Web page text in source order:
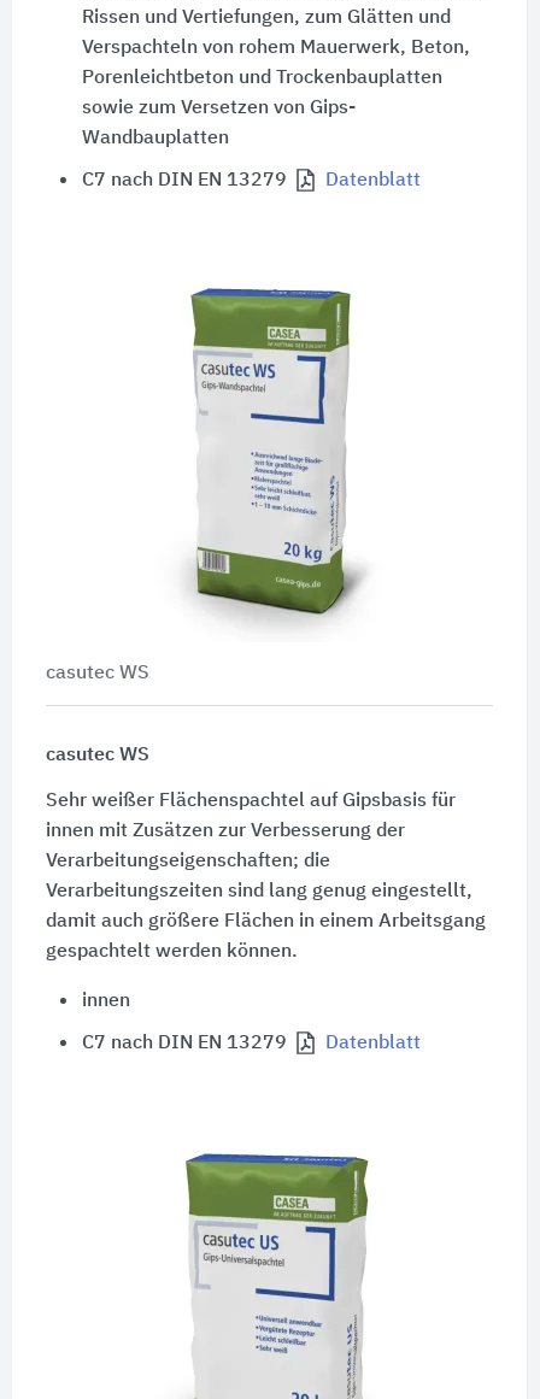
Rissen und Vertiefungen, zum Glätten und
Verspachteln von rohem Mauerwerk, Beton,
Porenleichtbeton und Trockenbauplatten
sowie zum Versetzen von Gips-
Wandbauplatten
C7 nach DIN EN 13279 Datenblatt
casutec WS
casutec WS
Sehr weißer Flächenspachtel auf Gipsbasis für
innen mit Zusätzen zur Verbesserung der
Verarbeitungseigenschaften; die
Verarbeitungszeiten sind lang genug eingestellt,
damit auch größere Flächen in einem Arbeitsgang
gespachtelt werden können.
innen
C7 nach DIN EN 13279 Datenblatt